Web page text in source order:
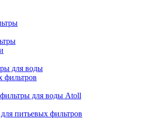
для воды
фильтров
для воды Atoll
питьевых фильтров